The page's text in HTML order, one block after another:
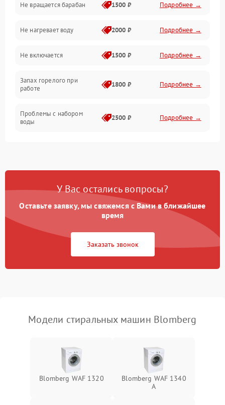
Слив
Программное обеспечение
Не вращается барабан 1500 ₽ Подробнее →
Не нагревает воду 2000 ₽ Подробнее →
Не включается 1500 ₽ Подробнее →
Запах горелого при
работе
1800 ₽ Подробнее →
Проблемы с набором
воды
2500 ₽ Подробнее →
Замена платы управления 2200 ₽ Подробнее →
У Вас остались вопросы?
Оставьте заявку, мы свяжемся с Вами в ближайшее
время
Заказать звонок
Модели стиральных машин Blomberg
Blomberg WAF 1320
Blomberg WAF 1340
A